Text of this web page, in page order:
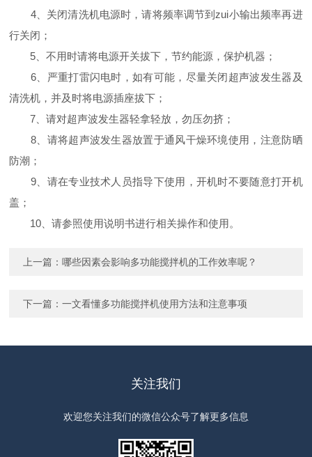
4、关闭清洗机电源时，请将频率调节到zui小输出频率再进
行关闭；
5、不用时请将电源开关拔下，节约能源，保护机器；
6、严重打雷闪电时，如有可能，尽量关闭超声波发生器及
清洗机，并及时将电源插座拔下；
7、请对超声波发生器轻拿轻放，勿压勿挤；
8、请将超声波发生器放置于通风干燥环境使用，注意防晒
防潮；
9、请在专业技术人员指导下使用，开机时不要随意打开机
盖；
10、请参照使用说明书进行相关操作和使用。
上一篇：哪些因素会影响多功能搅拌机的工作效率呢？
下一篇：一文看懂多功能搅拌机使用方法和注意事项
关注我们
欢迎您关注我们的微信公众号了解更多信息